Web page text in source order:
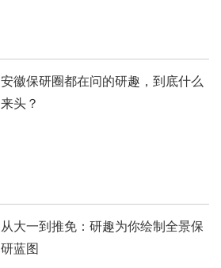
安徽保研圈都在问的研趣，到底什么
来头？
从大一到推免：研趣为你绘制全景保
研蓝图